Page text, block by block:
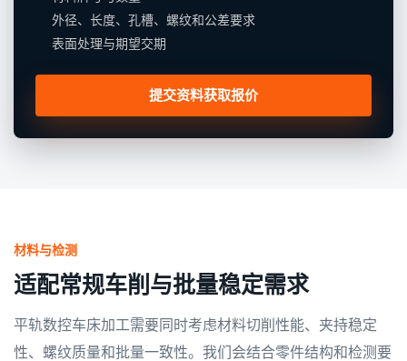
外径、长度、孔槽、螺纹和公差要求
表面处理与期望交期
提交资料获取报价
材料与检测
适配常规车削与批量稳定需求
平轨数控车床加工需要同时考虑材料切削性能、夹持稳定
性、螺纹质量和批量一致性。我们会结合零件结构和检测要